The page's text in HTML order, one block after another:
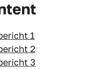
1
2
3